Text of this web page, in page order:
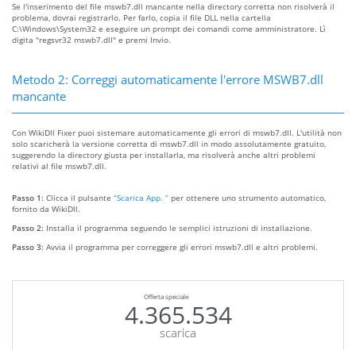
Se l'inserimento del file mswb7.dll mancante nella directory corretta non risolverà il
problema, dovrai registrarlo. Per farlo, copia il file DLL nella cartella
C:\Windows\System32 e eseguire un prompt dei comandi come amministratore. Lì
digita "regsvr32 mswb7.dll" e premi Invio.
Metodo 2: Correggi automaticamente l'errore MSWB7.dll
mancante
Con WikiDll Fixer puoi sistemare automaticamente gli errori di mswb7.dll. L'utilità non
solo scaricherà la versione corretta di mswb7.dll in modo assolutamente gratuito,
suggerendo la directory giusta per installarla, ma risolverà anche altri problemi
relativi al file mswb7.dll.
Passo 1: Clicca il pulsante “Scarica App. ” per ottenere uno strumento automatico,
fornito da WikiDll.
Passo 2: Installa il programma seguendo le semplici istruzioni di installazione.
Passo 3: Avvia il programma per correggere gli errori mswb7.dll e altri problemi.
Offerta speciale
4.365.534
scarica